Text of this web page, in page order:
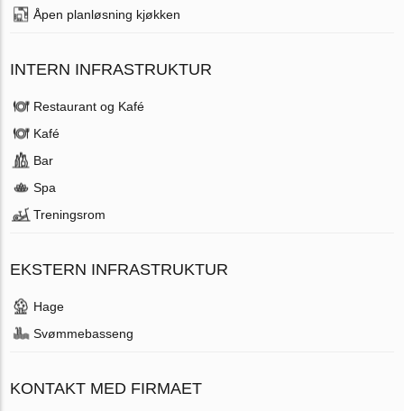
Åpen planløsning kjøkken
INTERN INFRASTRUKTUR
Restaurant og Kafé
Kafé
Bar
Spa
Treningsrom
EKSTERN INFRASTRUKTUR
Hage
Svømmebasseng
KONTAKT MED FIRMAET